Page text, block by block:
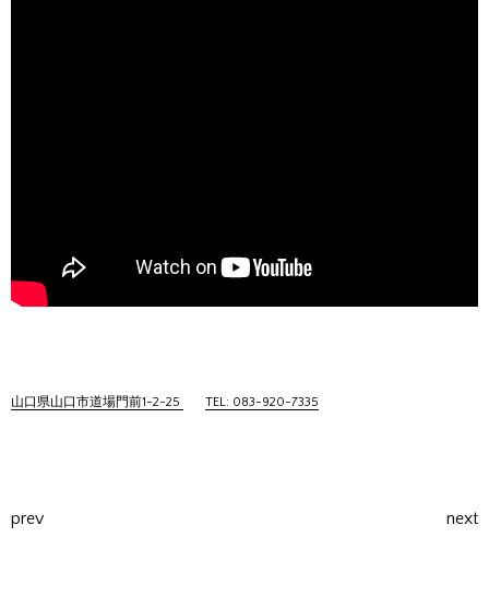
山口県山口市道場門前1-2-25 TEL: 083-920-7335
prev next